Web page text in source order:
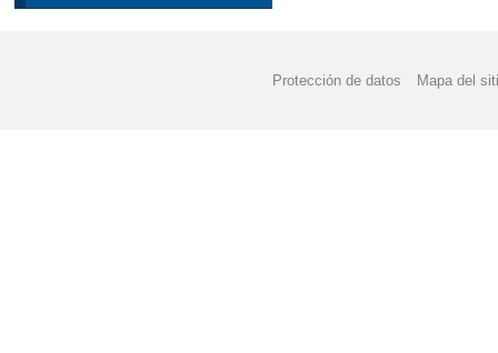
Protección de datos Mapa del